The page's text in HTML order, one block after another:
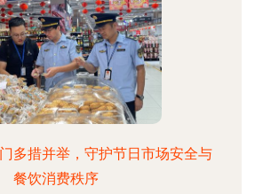
多措并举，守护节日市场安全与
餐饮消费秩序